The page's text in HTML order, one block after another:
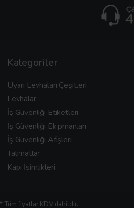
Kategoriler
Uyarı Levhaları Çeşitleri
Levhalar
İş Güvenliği Etiketleri
İş Güvenliği Ekipmanları
İş Güvenliği Afişleri
Talimatlar
Kapı İsimlikleri
* Tüm fiyatlar KDV dahildir.